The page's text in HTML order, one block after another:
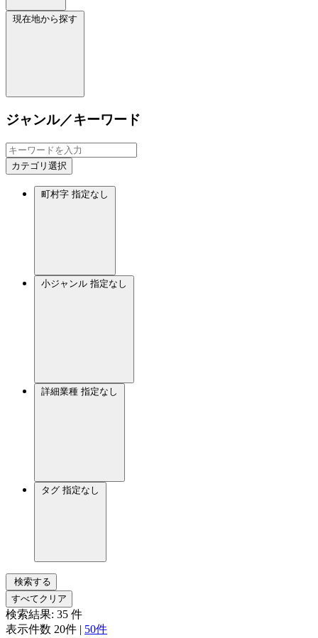
現在地から探す
ジャンル／キーワード
カテゴリ選択
町村字 指定なし
小ジャンル 指定なし
詳細業種 指定なし
タグ 指定なし
検索する
すべてクリア
検索結果: 35 件
表示件数 20件 | 50件